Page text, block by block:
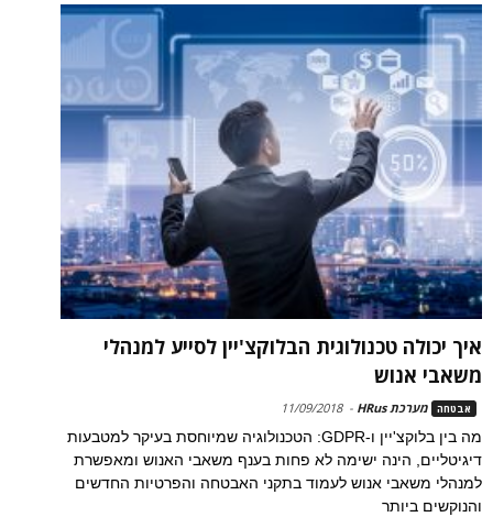
איך יכולה טכנולוגית הבלוקצ'יין לסייע למנהלי
משאבי אנוש
אבטחה מערכת HRus -
11/09/2018
מה בין בלוקצ'יין ו-GDPR: הטכנולוגיה שמיוחסת בעיקר למטבעות
דיגיטליים, הינה ישימה לא פחות בענף משאבי האנוש ומאפשרת
למנהלי משאבי אנוש לעמוד בתקני האבטחה והפרטיות החדשים
והנוקשים ביותר